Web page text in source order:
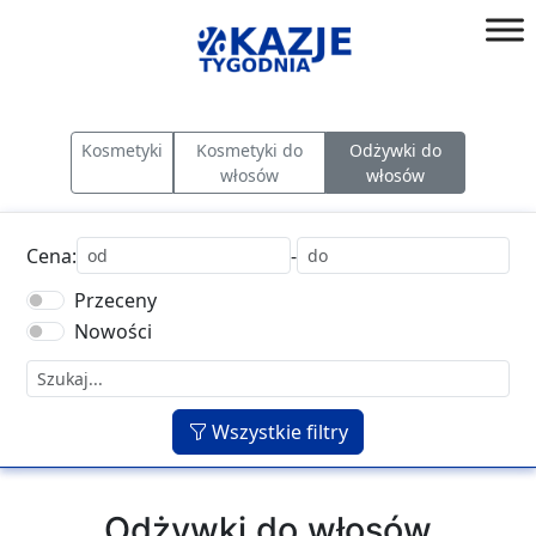
złap
Kosmetyki
Kosmetyki do
włosów
Odżywki do
włosów
Cena:
-
Przeceny
Nowości
Wszystkie filtry